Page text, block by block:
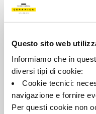
Questo sito web
Informiamo che in
diversi tipi di cookie:
Cookie tecnici:
navigazione e fornire
Per questi cookie non
Couleur:
Bleu
Fond
Format:
60.0x120.0